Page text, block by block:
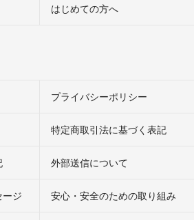
はじめての方へ
プライバシーポリシー
特定商取引法に基づく表記
外部送信について
ジ 安心・安全のための取り組み